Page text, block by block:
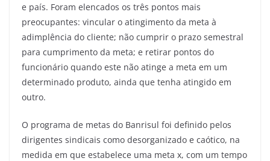
e país. Foram elencados os três pontos mais
preocupantes: vincular o atingimento da meta à
adimplência do cliente; não cumprir o prazo semestral
para cumprimento da meta; e retirar pontos do
funcionário quando este não atinge a meta em um
determinado produto, ainda que tenha atingido em
outro.
O programa de metas do Banrisul foi definido pelos
dirigentes sindicais como desorganizado e caótico, na
medida em que estabelece uma meta x, com um tempo